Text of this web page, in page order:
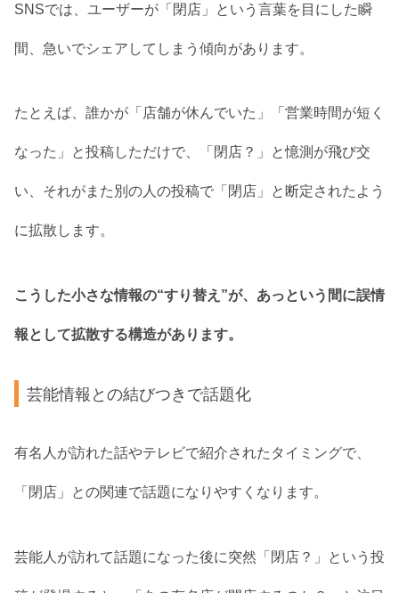
SNSでは、ユーザーが「閉店」という言葉を目にした瞬
間、急いでシェアしてしまう傾向があります。
たとえば、誰かが「店舗が休んでいた」「営業時間が短く
なった」と投稿しただけで、「閉店？」と憶測が飛び交
い、それがまた別の人の投稿で「閉店」と断定されたよう
に拡散します。
こうした小さな情報の“すり替え”が、あっという間に誤情
報として拡散する構造があります。
芸能情報との結びつきで話題化
有名人が訪れた話やテレビで紹介されたタイミングで、
「閉店」との関連で話題になりやすくなります。
芸能人が訪れて話題になった後に突然「閉店？」という投